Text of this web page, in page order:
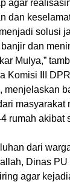
agar
dan
solusi
dan
Mulya,”
Komisi III
menjelaskan
masyarakat
rumah akibat
dari
Dinas PU
agar